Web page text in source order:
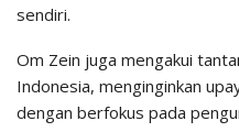
sendiri.
Om Zein juga mengakui
Indonesia, menginginkan
dengan berfokus pada